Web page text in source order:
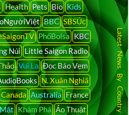
Health Pets Bio Kids
BBC SBSÚc
PhốBolsa KBC
Núi Little Saigon Radio
Vui Lạ Đọc Báo Vẹm
N. Xuân Nghiã
Canada Australia France
Khám Phá Ảo Thuật Latest News By Country